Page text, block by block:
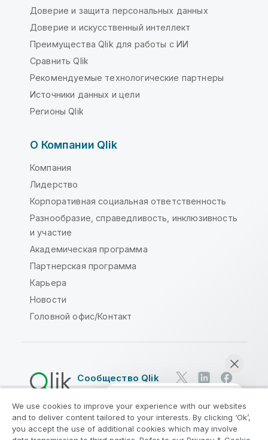
Доверие и защита персональных данных
Доверие и искусственный интеллект
Преимущества Qlik для работы с ИИ
Сравнить Qlik
Рекомендуемые технологические партнеры
Источники данных и цели
Регионы Qlik
О Компании Qlik
Компания
Лидерство
Корпоративная социальная ответственность
Разнообразие, справедливость, инклюзивность
и участие
Академическая программа
Партнерская программа
Карьера
Новости
Головной офис/Контакт
Сообщество Qlik
Юридические соглашения
Условия использования продуктов
We use cookies to improve your experience with our websites
and to deliver content tailored to your interests. By clicking ‘Ok’,
you accept the use of additional cookies which may involve